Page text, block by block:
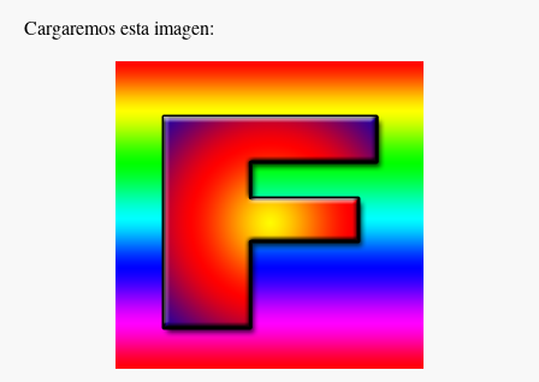
Cargaremos esta imagen: